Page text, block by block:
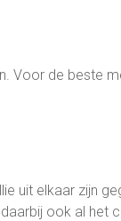
Voor de beste
uit elkaar zijn
ook al